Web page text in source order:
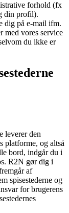
forhold (fx
din profil).
dig på e-mail ifm.
med vores service
du ikke er
leverer den
platforme, og altså
bord, indgår du i
R2N gør dig i
af
spisestederne og
for brugerens